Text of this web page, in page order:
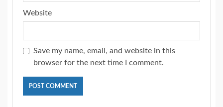
Website
Save my name, email, and website in this
browser for the next time I comment.